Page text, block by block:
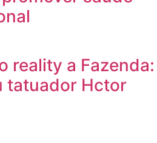
reality a Fazenda:
tatuador Hctor